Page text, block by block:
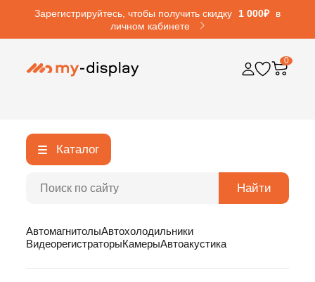
Зарегистрируйтесь, чтобы получить скидку 1 000₽
в
личном кабинете
0
Каталог
Найти
АвтомагнитолыАвтохолодильники
ВидеорегистраторыКамерыАвтоакустика